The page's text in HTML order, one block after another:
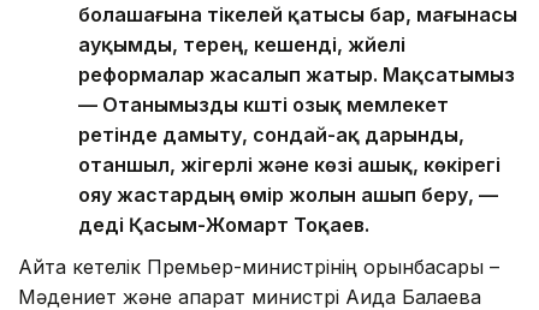
болашағына тікелей қатысы бар, мағынасы
ауқымды, терең, кешенді, жүйелі
реформалар жасалып жатыр. Мақсатымыз
— Отанымызды күшті озық мемлекет
ретінде дамыту, сондай-ақ дарынды,
отаншыл, жігерлі және көзі ашық, көкірегі
ояу жастардың өмір жолын ашып беру, —
деді Қасым-Жомарт Тоқаев.
Айта кетелік Премьер-министрінің орынбасары –
Мәдениет және ақпарат министрі Аида Балаева